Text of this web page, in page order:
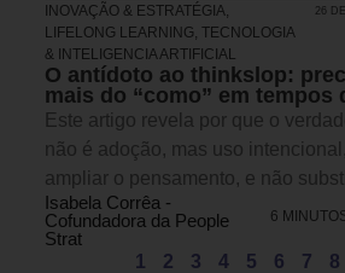
INOVAÇÃO & ESTRATÉGIA
LIFELONG LEARNING TECNOLOGIA
& INTELIGENCIA ARTIFICIAL
26
O antídoto ao thinkslop:
mais do “como” em tempos
Este artigo revela por que o
não é adoção, mas uso
ampliar o pensamento, e não
Isabela Corrêa -
Cofundadora da People
Strat
6
1 2 3 4 5 6 7 8